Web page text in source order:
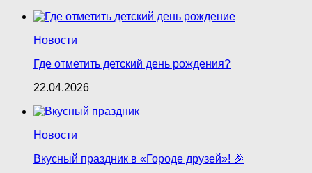
Новости
Где отметить детский день рождения?
22.04.2026
Новости
Вкусный праздник в «Городе друзей»! 🎉